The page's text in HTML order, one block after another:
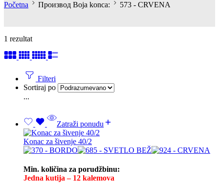
Početna Производ Boja konca: 573 - CRVENA
1 rezultat
Filteri
Sortiraj po
...
Zatraži ponudu
Konac za šivenje 40/2
Min. količina za porudžbinu:
Jedna kutija – 12 kalemova